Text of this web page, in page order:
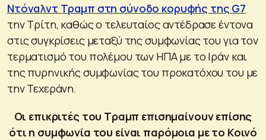
Ντόναλντ Τραμπ στη σύνοδο κορυφής της G7
την Τρίτη, καθώς ο τελευταίος αντέδρασε έντονα
στις συγκρίσεις μεταξύ της συμφωνίας του για τον
τερματισμό του πολέμου των ΗΠΑ με το Ιράν και
της πυρηνικής συμφωνίας του προκατόχου του με
την Τεχεράνη.
Οι επικριτές του Τραμπ επισημαίνουν επίσης
ότι η συμφωνία του είναι παρόμοια με το Κοινό